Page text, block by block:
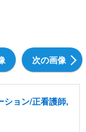
次の画像
ション/正看護師,